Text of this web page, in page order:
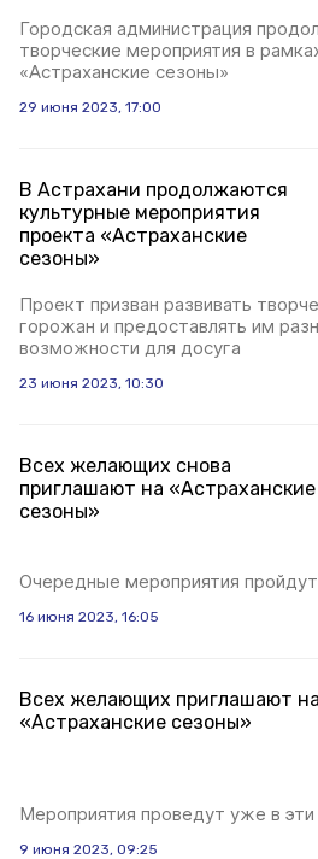
Городская администрация
творческие мероприятия в
«Астраханские сезоны»
29 июня 2023, 17:00
В Астрахани продолжаются
культурные мероприятия
проекта «Астраханские
сезоны»
Проект призван развивать
горожан и предоставлять им
возможности для досуга
23 июня 2023, 10:30
Всех желающих снова
приглашают на «Астраханские
сезоны»
Очередные мероприятия
16 июня 2023, 16:05
Всех желающих приглашают на
«Астраханские сезоны»
Мероприятия проведут уже в
9 июня 2023, 09:25